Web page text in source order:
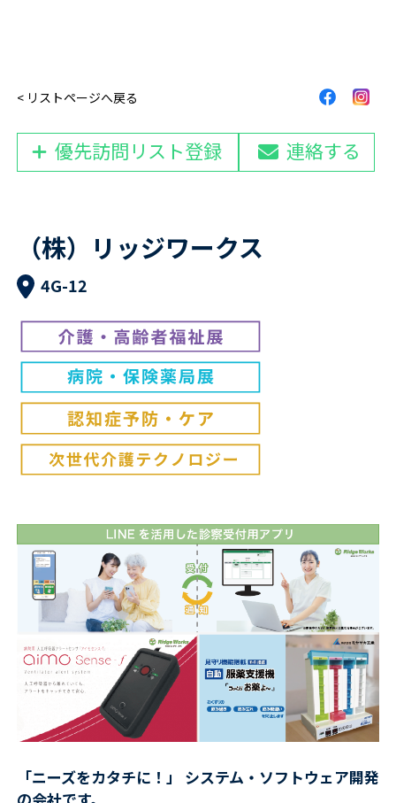
< リストページへ戻る
優先訪問リスト登録 連絡する
（株）リッジワークス
4G-12
「ニーズをカタチに！」 システム・ソフトウェア開発